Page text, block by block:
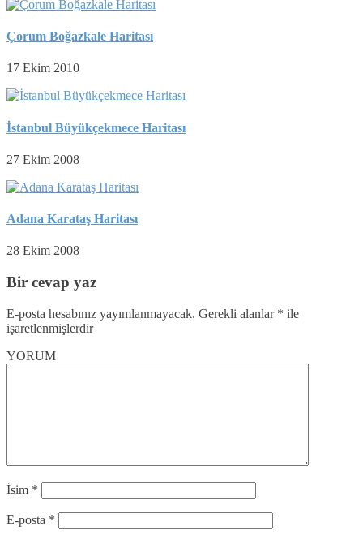
Çorum Boğazkale Haritası
17 Ekim 2010
İstanbul Büyükçekmece Haritası
27 Ekim 2008
Adana Karataş Haritası
28 Ekim 2008
Bir cevap yaz
E-posta hesabınız yayımlanmayacak. Gerekli alanlar * ile
işaretlenmişlerdir
YORUM
İsim *
E-posta *